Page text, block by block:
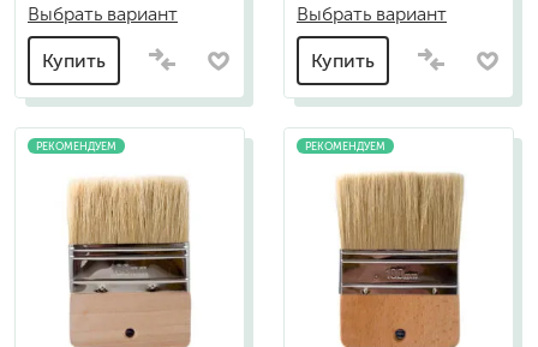
Выбрать вариант
Купить
Выбрать вариант
Купить
РЕКОМЕНДУЕМ РЕКОМЕНДУЕМ